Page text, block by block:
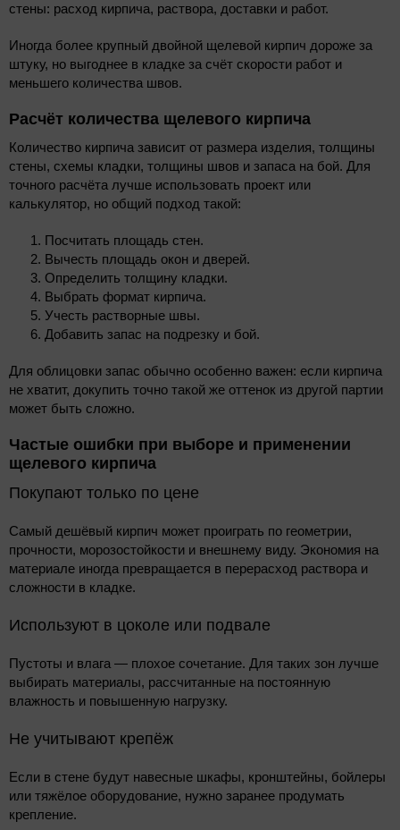
стены: расход кирпича, раствора, доставки и работ.
Иногда более крупный двойной щелевой кирпич дороже за
штуку, но выгоднее в кладке за счёт скорости работ и
меньшего количества швов.
Расчёт количества щелевого кирпича
Количество кирпича зависит от размера изделия, толщины
стены, схемы кладки, толщины швов и запаса на бой. Для
точного расчёта лучше использовать проект или
калькулятор, но общий подход такой:
Посчитать площадь стен.
Вычесть площадь окон и дверей.
Определить толщину кладки.
Выбрать формат кирпича.
Учесть растворные швы.
Добавить запас на подрезку и бой.
Для облицовки запас обычно особенно важен: если кирпича
не хватит, докупить точно такой же оттенок из другой партии
может быть сложно.
Частые ошибки при выборе и применении
щелевого кирпича
Покупают только по цене
Самый дешёвый кирпич может проиграть по геометрии,
прочности, морозостойкости и внешнему виду. Экономия на
материале иногда превращается в перерасход раствора и
сложности в кладке.
Используют в цоколе или подвале
Пустоты и влага — плохое сочетание. Для таких зон лучше
выбирать материалы, рассчитанные на постоянную
влажность и повышенную нагрузку.
Не учитывают крепёж
Если в стене будут навесные шкафы, кронштейны, бойлеры
или тяжёлое оборудование, нужно заранее продумать
крепление.